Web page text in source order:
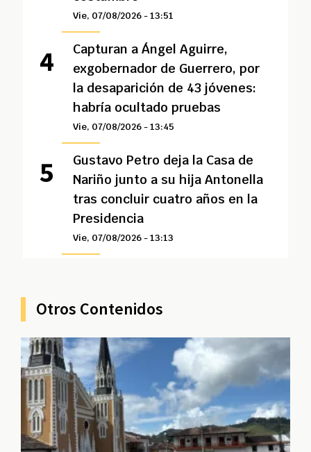
Vie, 07/08/2026 - 13:51
Capturan a Ángel Aguirre,
exgobernador de Guerrero, por
la desaparición de 43 jóvenes:
habría ocultado pruebas
Vie, 07/08/2026 - 13:45
Gustavo Petro deja la Casa de
Nariño junto a su hija Antonella
tras concluir cuatro años en la
Presidencia
Vie, 07/08/2026 - 13:13
Otros Contenidos